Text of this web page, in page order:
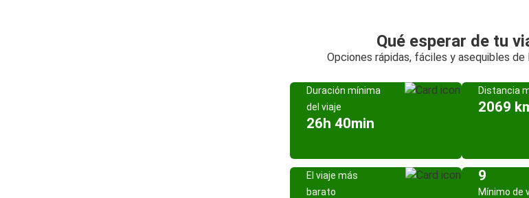
Qué esperar de tu
Opciones rápidas, fáciles y asequibles
Duración mínima
del viaje
26h 40min
Distancia
2069
El viaje más
barato
9
Mínimo de